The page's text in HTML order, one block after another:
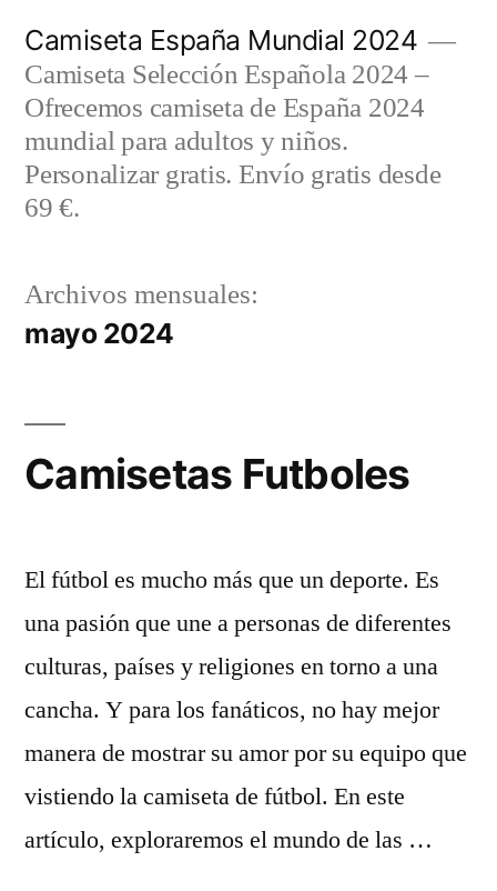
contenido
Camiseta España Mundial 2024
Camiseta Selección Española 2024 –
Ofrecemos camiseta de España 2024
mundial para adultos y niños.
Personalizar gratis. Envío gratis desde
69 €.
Archivos mensuales:
mayo 2024
Camisetas Futboles
El fútbol es mucho más que un deporte. Es
una pasión que une a personas de diferentes
culturas, países y religiones en torno a una
cancha. Y para los fanáticos, no hay mejor
manera de mostrar su amor por su equipo que
vistiendo la camiseta de fútbol. En este
artículo, exploraremos el mundo de las …